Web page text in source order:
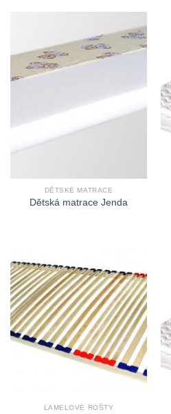
DĚTSKÉ MATRACE
Dětská matrace Jenda
LAMELOVÉ ROŠTY